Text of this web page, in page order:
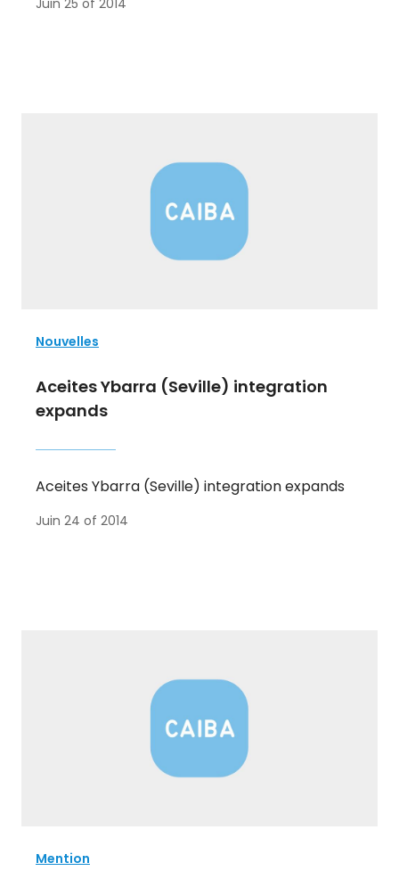
Juin 25 of 2014
Nouvelles
Aceites Ybarra (Seville) integration
expands
Aceites Ybarra (Seville) integration expands
Juin 24 of 2014
Mention